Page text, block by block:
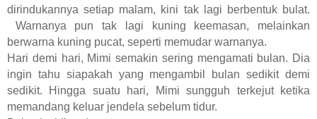
dirindukannya setiap malam, kini tak lagi berbentuk bulat.
Warnanya pun tak lagi kuning keemasan, melainkan
berwarna kuning pucat, seperti memudar warnanya.
Hari demi hari, Mimi semakin sering mengamati bulan. Dia
ingin tahu siapakah yang mengambil bulan sedikit demi
sedikit. Hingga suatu hari, Mimi sungguh terkejut ketika
memandang keluar jendela sebelum tidur.